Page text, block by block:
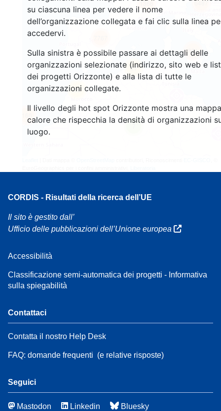
su ciascuna linea per vedere il nome
dell’organizzazione collegata e fai clic sulla linea
accedervi.
Sulla sinistra è possibile passare ai dettagli delle
organizzazioni selezionate (indirizzo, sito web e
dei progetti Orizzonte) e alla lista di tutte le
organizzazioni collegate.
Il livello degli hot spot Orizzonte mostra una
calore che rispecchia la densità di organizzazioni
luogo.
7
11
59
831
1366 6487
CORDIS - Risultati della ricerca dell’UE
Il sito è gestito dall’
Ufficio delle pubblicazioni dell’Unione europea
Accessibilità
Classificazione semi-automatica dei progetti - Informativa
sulla spiegabilità
Contattaci
Contatta il nostro Help Desk
FAQ: domande frequenti (e relative risposte)
Seguici
Mastodon Linkedin Bluesky